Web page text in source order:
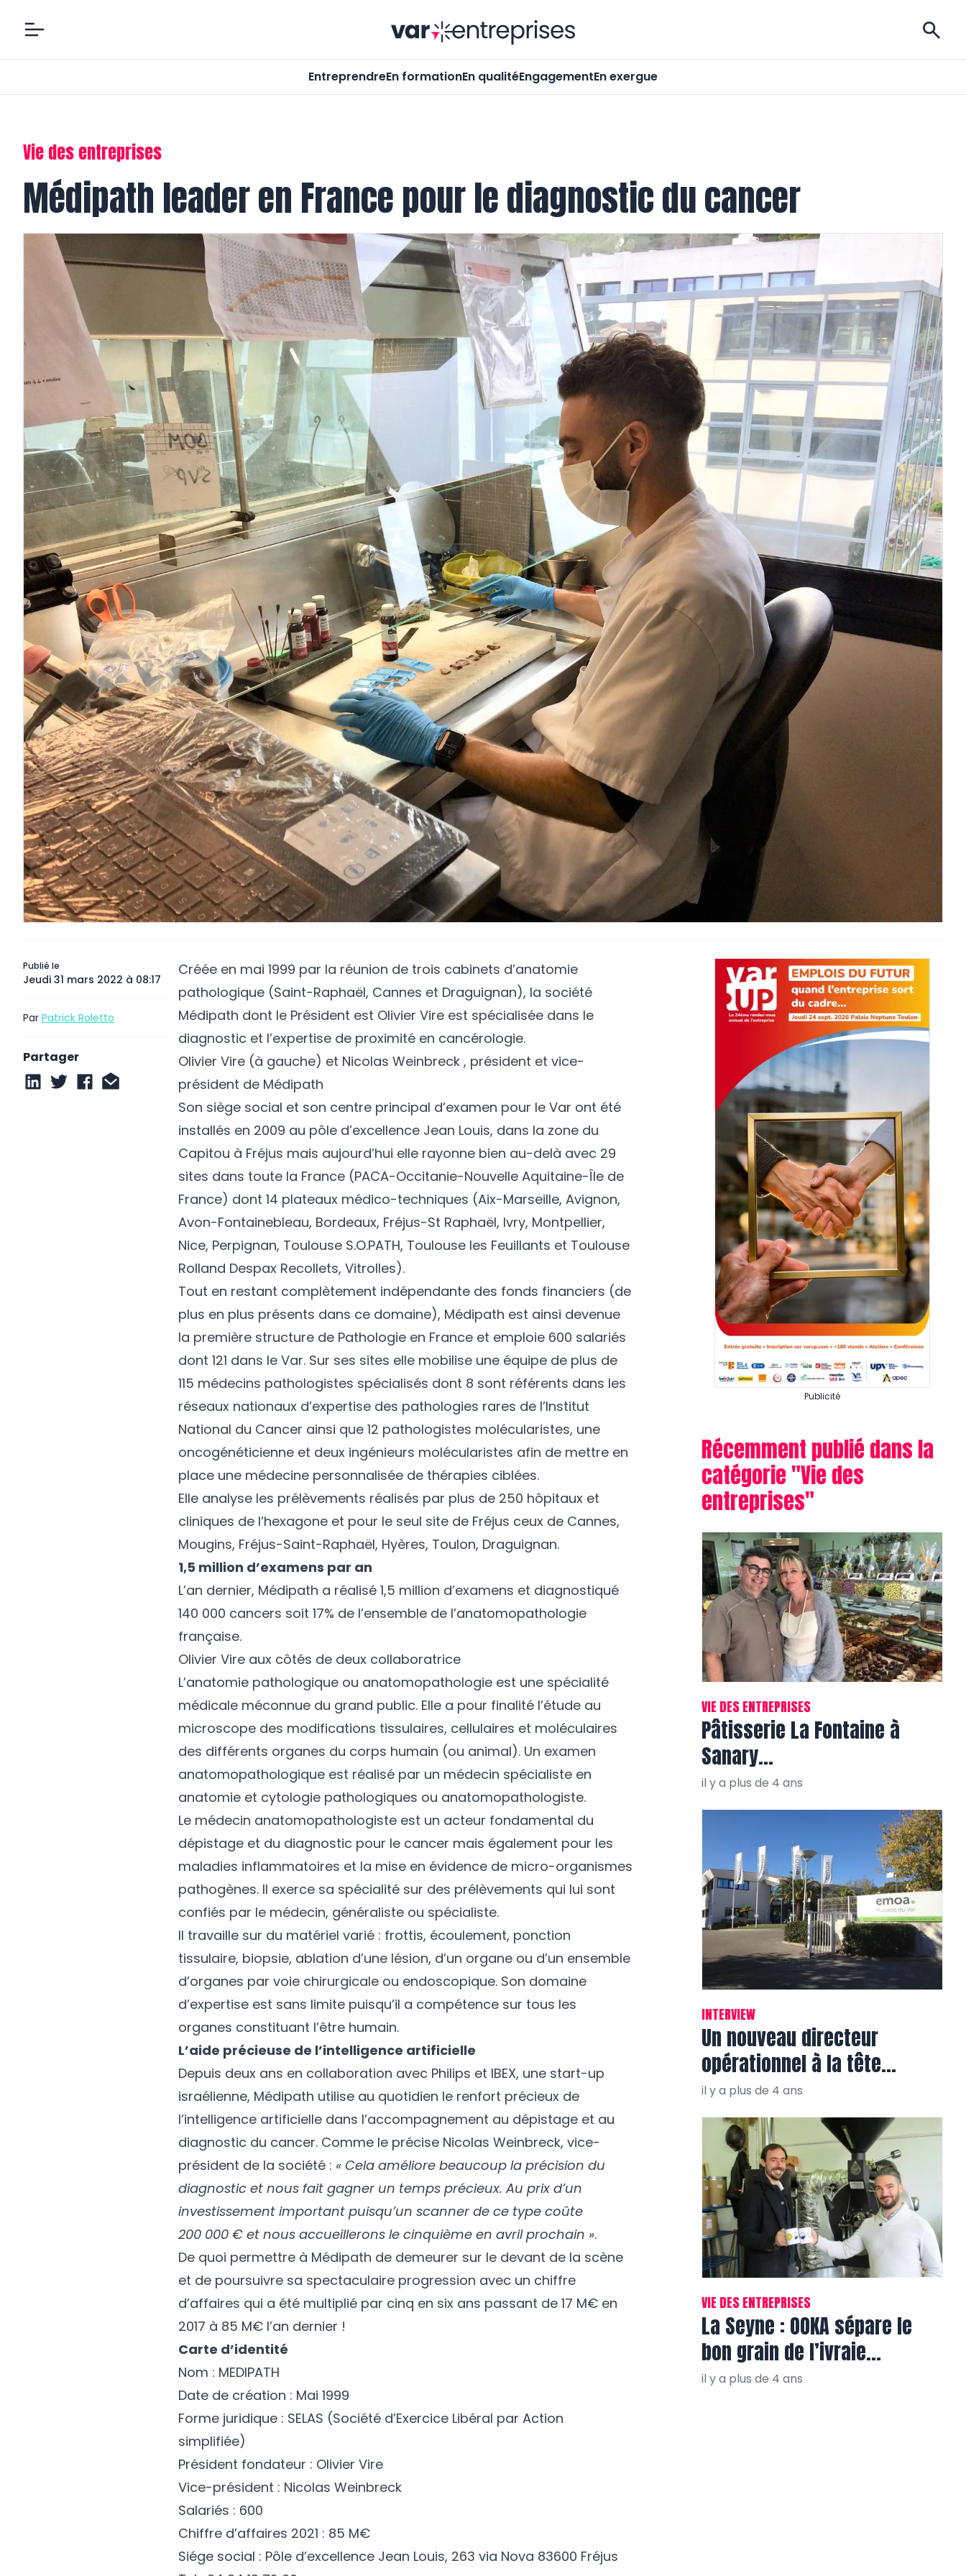
Var-Entreprises
EntreprendreEn formationEn qualitéEngagementEn exergue
Vie des entreprises
Médipath leader en France pour le diagnostic du cancer
Publié le
Jeudi 31 mars 2022 à 08:17
Par Patrick Roletto
Partager
Créée en mai 1999 par la réunion de trois cabinets d’anatomie
pathologique (Saint-Raphaël, Cannes et Draguignan), la société
Médipath dont le Président est Olivier Vire est spécialisée dans le
diagnostic et l’expertise de proximité en cancérologie.
Olivier Vire (à gauche) et Nicolas Weinbreck , président et vice-
président de Médipath
Son siège social et son centre principal d’examen pour le Var ont été
installés en 2009 au pôle d’excellence Jean Louis, dans la zone du
Capitou à Fréjus mais aujourd’hui elle rayonne bien au-delà avec 29
sites dans toute la France (PACA-Occitanie-Nouvelle Aquitaine-Île de
France) dont 14 plateaux médico-techniques (Aix-Marseille, Avignon,
Avon-Fontainebleau, Bordeaux, Fréjus-St Raphaël, Ivry, Montpellier,
Nice, Perpignan, Toulouse S.O.PATH, Toulouse les Feuillants et Toulouse
Rolland Despax Recollets, Vitrolles).
Tout en restant complètement indépendante des fonds financiers (de
plus en plus présents dans ce domaine), Médipath est ainsi devenue
la première structure de Pathologie en France et emploie 600 salariés
dont 121 dans le Var. Sur ses sites elle mobilise une équipe de plus de
115 médecins pathologistes spécialisés dont 8 sont référents dans les
réseaux nationaux d’expertise des pathologies rares de l’Institut
National du Cancer ainsi que 12 pathologistes molécularistes, une
oncogénéticienne et deux ingénieurs molécularistes afin de mettre en
place une médecine personnalisée de thérapies ciblées.
Elle analyse les prélèvements réalisés par plus de 250 hôpitaux et
cliniques de l’hexagone et pour le seul site de Fréjus ceux de Cannes,
Mougins, Fréjus-Saint-Raphaël, Hyères, Toulon, Draguignan.
1,5 million d’examens par an
L’an dernier, Médipath a réalisé 1,5 million d’examens et diagnostiqué
140 000 cancers soit 17% de l’ensemble de l’anatomopathologie
française.
Olivier Vire aux côtés de deux collaboratrice
L’anatomie pathologique ou anatomopathologie est une spécialité
médicale méconnue du grand public. Elle a pour finalité l’étude au
microscope des modifications tissulaires, cellulaires et moléculaires
des différents organes du corps humain (ou animal). Un examen
anatomopathologique est réalisé par un médecin spécialiste en
anatomie et cytologie pathologiques ou anatomopathologiste.
Le médecin anatomopathologiste est un acteur fondamental du
dépistage et du diagnostic pour le cancer mais également pour les
maladies inflammatoires et la mise en évidence de micro-organismes
pathogènes. Il exerce sa spécialité sur des prélèvements qui lui sont
confiés par le médecin, généraliste ou spécialiste.
Il travaille sur du matériel varié : frottis, écoulement, ponction
tissulaire, biopsie, ablation d’une lésion, d’un organe ou d’un ensemble
d’organes par voie chirurgicale ou endoscopique. Son domaine
d’expertise est sans limite puisqu’il a compétence sur tous les
organes constituant l’être humain.
L’aide précieuse de l’intelligence artificielle
Depuis deux ans en collaboration avec Philips et IBEX, une start-up
israélienne, Médipath utilise au quotidien le renfort précieux de
l’intelligence artificielle dans l’accompagnement au dépistage et au
diagnostic du cancer. Comme le précise Nicolas Weinbreck, vice-
président de la société : « Cela améliore beaucoup la précision du
diagnostic et nous fait gagner un temps précieux. Au prix d’un
investissement important puisqu’un scanner de ce type coûte
200 000 € et nous accueillerons le cinquième en avril prochain ».
De quoi permettre à Médipath de demeurer sur le devant de la scène
et de poursuivre sa spectaculaire progression avec un chiffre
d’affaires qui a été multiplié par cinq en six ans passant de 17 M€ en
2017 à 85 M€ l’an dernier !
Carte d’identité
Nom : MEDIPATH
Date de création : Mai 1999
Forme juridique : SELAS (Société d’Exercice Libéral par Action
simplifiée)
Président fondateur : Olivier Vire
Vice-président : Nicolas Weinbreck
Salariés : 600
Chiffre d’affaires 2021 : 85 M€
Siége social : Pôle d’excellence Jean Louis, 263 via Nova 83600 Fréjus
Publicité
Récemment publié dans la
catégorie "Vie des
entreprises"
VIE DES ENTREPRISES
Pâtisserie La Fontaine à
Sanary…
il y a plus de 4 ans
INTERVIEW
Un nouveau directeur
opérationnel à la tête
d’EMOA Mutuelle du Var
il y a plus de 4 ans
VIE DES ENTREPRISES
La Seyne : OOKA sépare le
bon grain de l’ivraie…
il y a plus de 4 ans